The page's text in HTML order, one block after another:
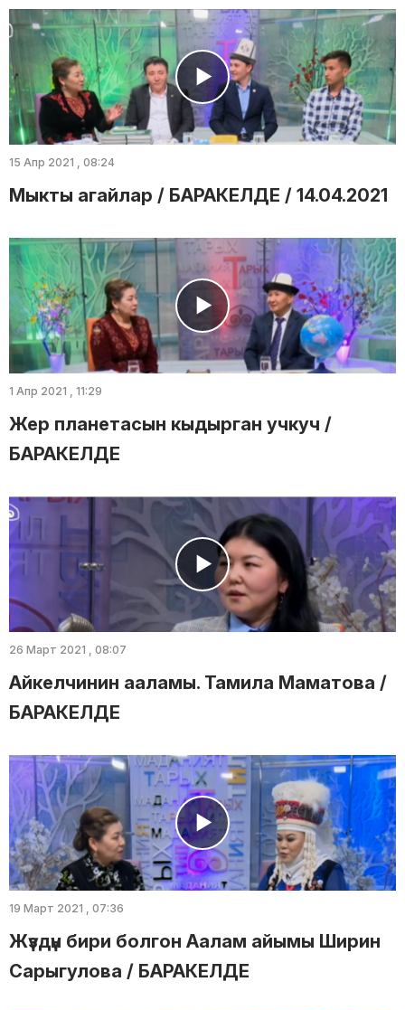
15 Апр 2021 , 08:24
Мыкты агайлар / БАРАКЕЛДЕ / 14.04.2021
1 Апр 2021 , 11:29
Жер планетасын кыдырган учкуч /
БАРАКЕЛДЕ
26 Март 2021 , 08:07
Айкелчинин ааламы. Тамила Маматова /
БАРАКЕЛДЕ
19 Март 2021 , 07:36
Жүздүн бири болгон Аалам айымы Ширин
Сарыгулова / БАРАКЕЛДЕ